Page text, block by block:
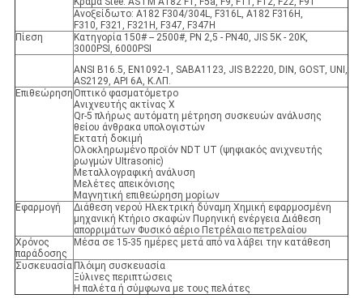
Ανοξείδωτο: A182 F304/304L, F316L, A182 F316H,
F310, F321, F321H, F347, F347H
Πίεση
Κατηγορία 150# -- 2500#, PN 2,5 - PN40, JIS 5K - 20K,
3000PSI, 6000PSI
ANSI B16.5, EN1092-1, SABA1123, JIS B2220, DIN, GOST, UNI,
AS2129, API 6A, Κ.ΛΠ.
Επιθεώρηση Οπτικό φασματόμετρο
Ανιχνευτής ακτίνας X
Qr-5 πλήρως αυτόματη μέτρηση συσκευών ανάλυσης
θείου άνθρακα υπολογιστών
Εκτατή δοκιμή
Ολοκληρωμένο προϊόν NDT UT (ψηφιακός ανιχνευτής
ρωγμών UItrasonic)
Μεταλλογραφική ανάλυση
Μελέτες απεικόνισης
Μαγνητική επιθεώρηση μορίων
Εφαρμογή
Διάθεση νερού Ηλεκτρική δύναμη Χημική εφαρμοσμένη
μηχανική Κτήριο σκαφών Πυρηνική ενέργεια Διάθεση
απορριμάτων Φυσικό αέριο Πετρέλαιο πετρελαίου
Χρόνος
παράδοσης
Μέσα σε 15-35 ημέρες μετά από να λάβει την κατάθεση
Συσκευασία Πλόιμη συσκευασία
Ξύλινες περιπτώσεις
Η παλέτα ή σύμφωνα με τους πελάτες